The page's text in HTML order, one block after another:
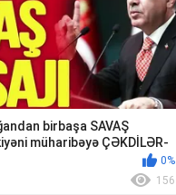
birbaşa SAVAŞ
müharibəyə ÇƏKDİLƏR-
0%
156